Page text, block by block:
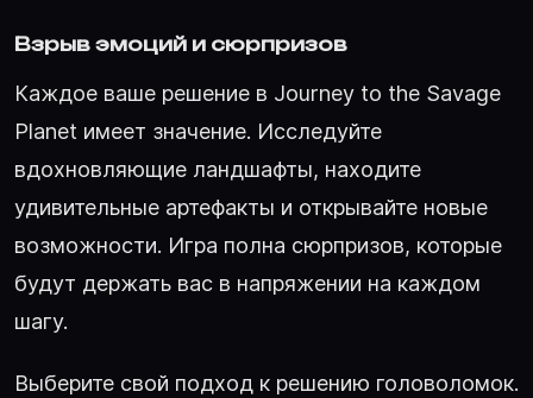
Взрыв эмоций и сюрпризов
Каждое ваше решение в Journey to the Savage
Planet имеет значение. Исследуйте
вдохновляющие ландшафты, находите
удивительные артефакты и открывайте новые
возможности. Игра полна сюрпризов, которые
будут держать вас в напряжении на каждом
шагу.
Выберите свой подход к решению головоломок.